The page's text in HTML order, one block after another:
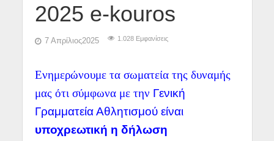
2025 e-kouros
7 Απρίλιος2025 1.028 Εμφανίσεις
Ενημερώνουμε τα σωματεία της δυναμής
μας ότι σύμφωνα με την Γενική
Γραμματεία Αθλητισμού είναι
υποχρεωτική η δήλωση